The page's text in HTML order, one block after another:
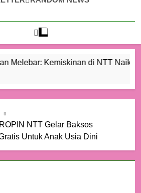
Melebar: Kemiskinan di NTT Naik
NTT Gelar Baksos
Untuk Anak Usia Dini